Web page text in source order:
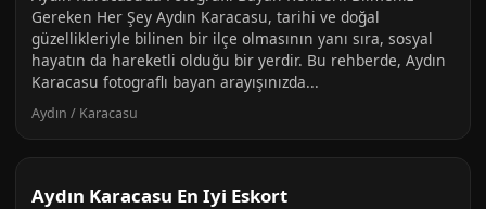
Gereken Her Şey Aydın Karacasu, tarihi ve doğal
güzellikleriyle bilinen bir ilçe olmasının yanı sıra, sosyal
hayatın da hareketli olduğu bir yerdir. Bu rehberde, Aydın
Karacasu fotograflı bayan arayışınızda...
Aydın / Karacasu
Aydın Karacasu En Iyi Eskort